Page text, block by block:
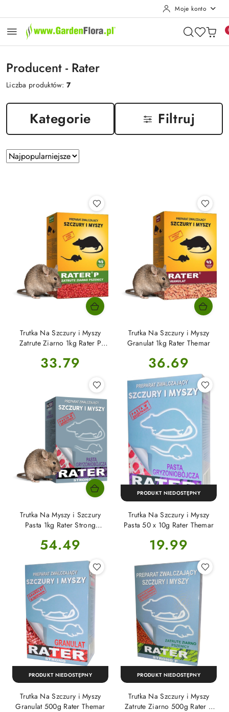
Moje konto
Producent - Rater
Liczba produktów:7
Kategorie Filtruj
Zastosowano
sortowanie:
Sortuj
według
Trutka Na Szczury i Myszy
Zatrute Ziarno 1kg Rater P
Cena:
33.79
Trutka Na Szczury i Myszy
Granulat 1kg Rater Themar
Cena:
36.69
Trutka Na Myszy i Szczury
Pasta 1kg Rater Strong
Cena:
54.49
Trutka Na Szczury i Myszy
Pasta 50 x 10g Rater Themar
Cena:
19.99
PRODUKT NIEDOSTĘPNY
Trutka Na Szczury i Myszy
Granulat 500g Rater Themar
PRODUKT NIEDOSTĘPNY
Trutka Na Szczury i Myszy
Zatrute Ziarno 500g Rater P
PRODUKT NIEDOSTĘPNY